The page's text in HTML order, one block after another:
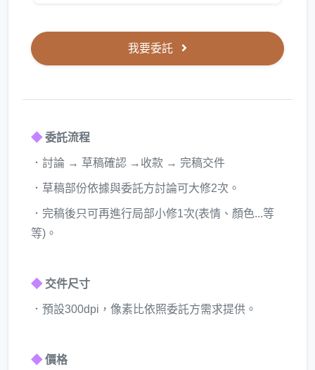
我要委託
◆委託流程
．討論 → 草稿確認 →收款 → 完稿交件
．草稿部份依據與委託方討論可大修2次。
．完稿後只可再進行局部小修1次(表情、顏色...等
等)。
◆交件尺寸
．預設300dpi，像素比依照委託方需求提供。
◆價格